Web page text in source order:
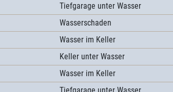
Tiefgarage unter Wasser
Wasserschaden
Wasser im Keller
Keller unter Wasser
Wasser im Keller